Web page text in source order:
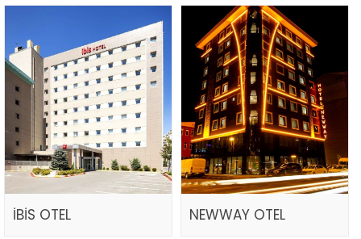
İBİS OTEL NEWWAY OTEL